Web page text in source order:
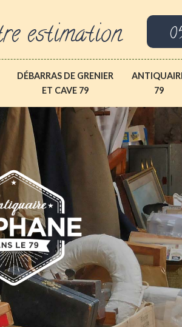
estimation
DÉBARRAS DE GRENIER
ET CAVE 79
79